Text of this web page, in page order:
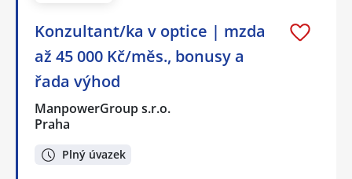
Konzultant/ka v optice | mzda
až 45 000 Kč/měs., bonusy a
řada výhod
ManpowerGroup s.r.o.
Praha
Plný úvazek